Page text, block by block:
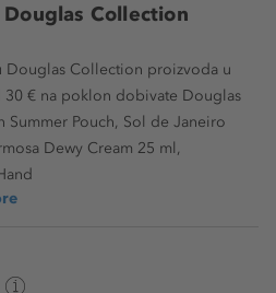
Douglas Collection
Douglas Collection proizvoda u
30 € na poklon dobivate Douglas
Summer Pouch, Sol de Janeiro
Dewy Cream 25 ml,